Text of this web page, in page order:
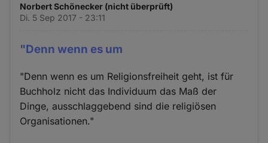
Norbert Schönecker (nicht überprüft)
Di. 5 Sep 2017 - 23:11
"Denn wenn es um
"Denn wenn es um Religionsfreiheit geht, ist für
Buchholz nicht das Individuum das Maß der
Dinge, ausschlaggebend sind die religiösen
Organisationen."